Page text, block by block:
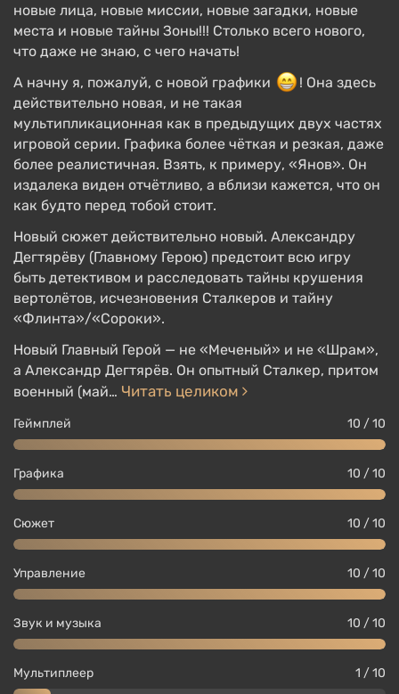
новые лица, новые миссии, новые загадки, новые
места и новые тайны Зоны!!! Столько всего нового,
что даже не знаю, с чего начать!
А начну я, пожалуй, с новой графики
! Она здесь
действительно новая, и не такая
мультипликационная как в предыдущих двух частях
игровой серии. Графика более чёткая и резкая, даже
более реалистичная. Взять, к примеру, «Янов». Он
издалека виден отчётливо, а вблизи кажется, что он
как будто перед тобой стоит.
Новый сюжет действительно новый. Александру
Дегтярёву (Главному Герою) предстоит всю игру
быть детективом и расследовать тайны крушения
вертолётов, исчезновения Сталкеров и тайну
«Флинта»/«Сороки».
Новый Главный Герой — не «Меченый» и не «Шрам»,
а Александр Дегтярёв. Он опытный Сталкер, притом
военный (май… Читать целиком
Геймплей 10 / 10
Графика 10 / 10
Сюжет 10 / 10
Управление 10 / 10
Звук и музыка 10 / 10
Мультиплеер 1 / 10